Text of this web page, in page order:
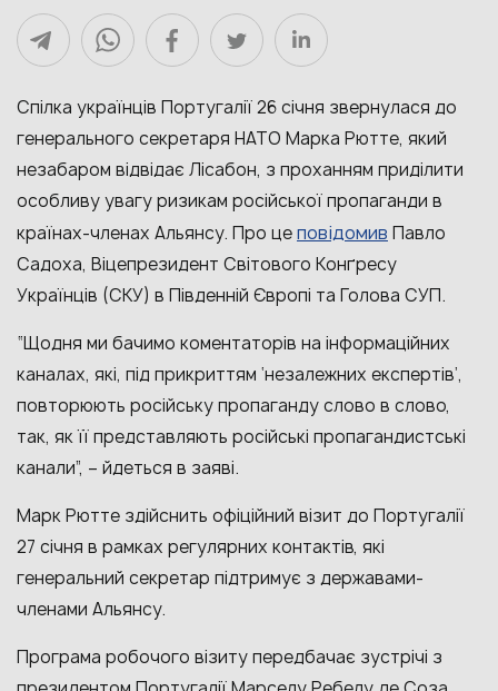
Спілка українців Португалії 26 січня звернулася до
генерального секретаря НАТО Марка Рютте, який
незабаром відвідає Лісабон, з проханням приділити
особливу увагу ризикам російської пропаганди в
країнах-членах Альянсу. Про цеповідомив Павло
Садоха, Віцепрезидент Світового Конґресу
Українців (СКУ) в Південній Європі та Голова СУП.
“Щодня ми бачимо коментаторів на інформаційних
каналах, які, під прикриттям ‘незалежних експертів’,
повторюють російську пропаганду слово в слово,
так, як її представляють російські пропагандистські
канали”, – йдеться в заяві.
Марк Рютте здійснить офіційний візит до Португалії
27 січня в рамках регулярних контактів, які
генеральний секретар підтримує з державами-
членами Альянсу.
Програма робочого візиту передбачає зустрічі з